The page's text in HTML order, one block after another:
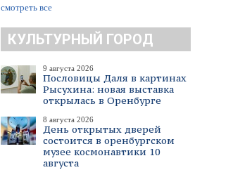
смотреть все
КУЛЬТУРНЫЙ ГОРОД
9 августа 2026
Пословицы Даля в картинах
Рысухина: новая выставка
открылась в Оренбурге
8 августа 2026
День открытых дверей
состоится в оренбургском
музее космонавтики 10
августа